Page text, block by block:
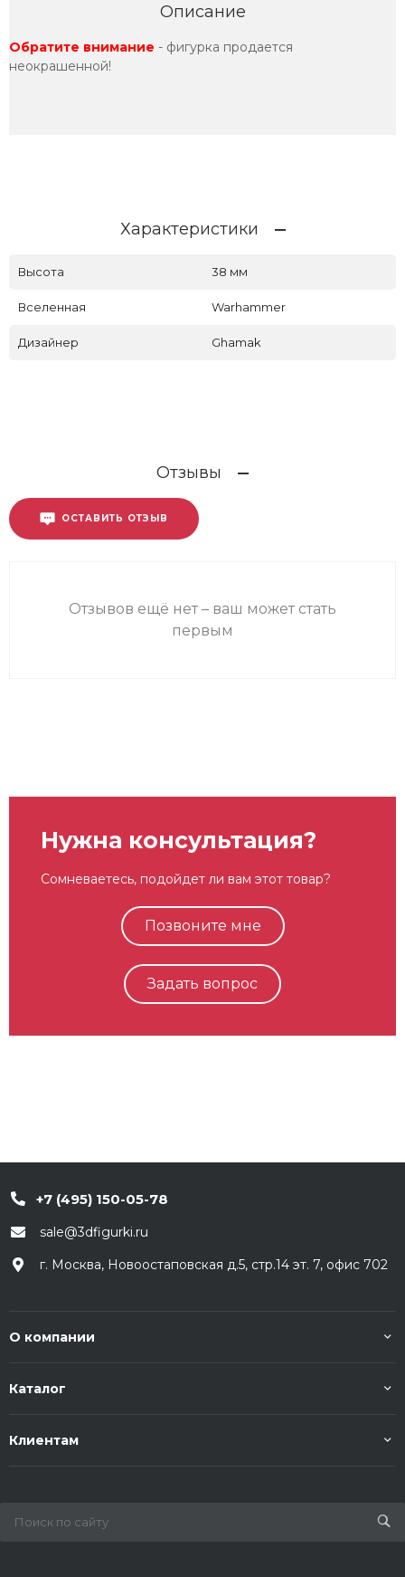
Описание
Обратите внимание - фигурка продается
неокрашенной!
Характеристики
Высота 38 мм
Вселенная Warhammer
Дизайнер Ghamak
Отзывы
ОСТАВИТЬ ОТЗЫВ
Отзывов ещё нет – ваш может стать
первым
Нужна консультация?
Сомневаетесь, подойдет ли вам этот товар?
Позвоните мне
Задать вопрос
+7 (495) 150-05-78
sale@3dfigurki.ru
г. Москва, Новоостаповская д.5, стр.14 эт. 7, офис 702
О компании
Каталог
Клиентам